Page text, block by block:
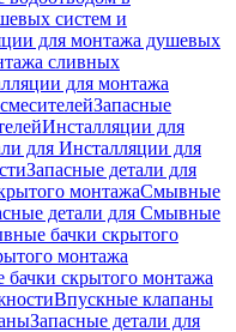
систем и
для монтажа душевых
сливных
для монтажа
Запасные
Инсталляции для
для Инсталляции для
Запасные детали для
монтажаСмывные
детали для Смывные
бачки скрытого
монтажа
скрытого монтажа
Впускные клапаны
Запасные детали для